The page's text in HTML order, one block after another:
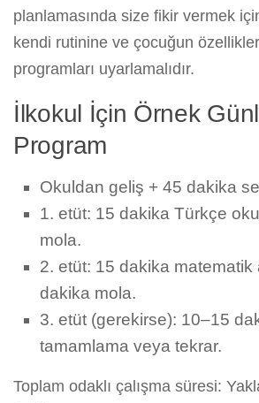
planlamasında size fikir vermek
kendi rutinine ve çocuğun
programları uyarlamalıdır.
İlkokul İçin Örnek
Program
Okuldan geliş + 45 dakika
1. etüt: 15 dakika Türkçe
mola.
2. etüt: 15 dakika matematik
dakika mola.
3. etüt (gerekirse): 10–15
tamamlama veya tekrar.
Toplam odaklı çalışma süresi: